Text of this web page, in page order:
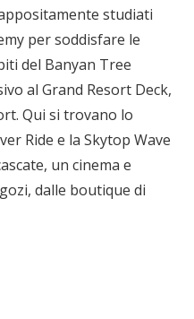
studiati
per soddisfare le
del Banyan Tree
al Grand Resort Deck,
Qui si trovano lo
Ride e la Skytop Wave
un cinema e
dalle boutique di